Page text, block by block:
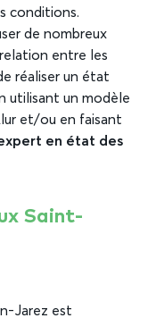
conditions.
de nombreux
entre les
réaliser un état
utilisant un modèle
et/ou en faisant
en état des
Saint-
Jarez est